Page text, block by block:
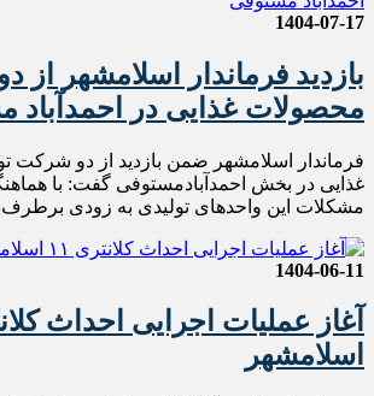
1404-07-17
بازدید فرماندار اسلامشهر از
محصولات غذایی در احمدآباد
فرماندار اسلامشهر ضمن بازدید از دو شرکت
غذایی در بخش احمدآبادمستوفی گفت: با
مشکلات این واحدهای تولیدی به زودی
1404-06-11
اسلامشهر